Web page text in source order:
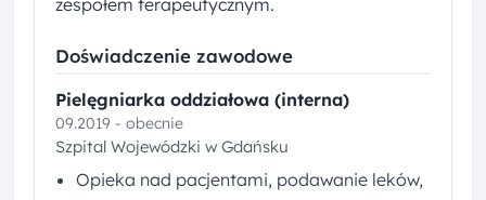
Doświadczenie zawodowe
Pielęgniarka oddziałowa (interna)
09.2019 - obecnie
Szpital Wojewódzki w Gdańsku
Opieka nad pacjentami, podawanie leków,